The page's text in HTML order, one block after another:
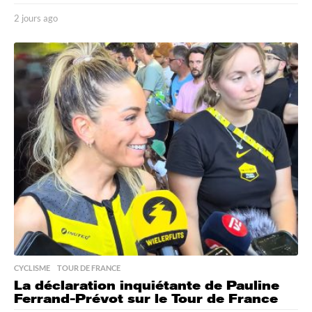
2 jours ago
o
u
r
s
a
g
o
CYCLISME ,TOUR DE FRANCE
La déclaration inquiétante de Pauline
Ferrand-Prévot sur le Tour de France